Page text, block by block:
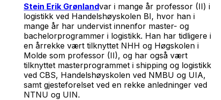
Stein Erik Grønlandvar i mange år professor (II) i
logistikk ved Handelshøyskolen BI, hvor han i
mange år har undervist innenfor master- og
bachelorprogrammer i logistikk. Han har tidligere i
en årrekke vært tilknyttet NHH og Høgskolen i
Molde som professor (II), og har også vært
tilknyttet masterprogrammet i shipping og logistikk
ved CBS, Handelshøyskolen ved NMBU og UIA,
samt gjesteforelset ved en rekke anledninger ved
NTNU og UIN.